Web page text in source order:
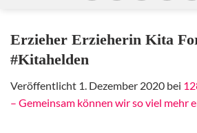
Erzieher Erzieherin Kita
#Kitahelden
Veröffentlicht 1. Dezember 2020 bei
– Gemeinsam können wir so viel mehr